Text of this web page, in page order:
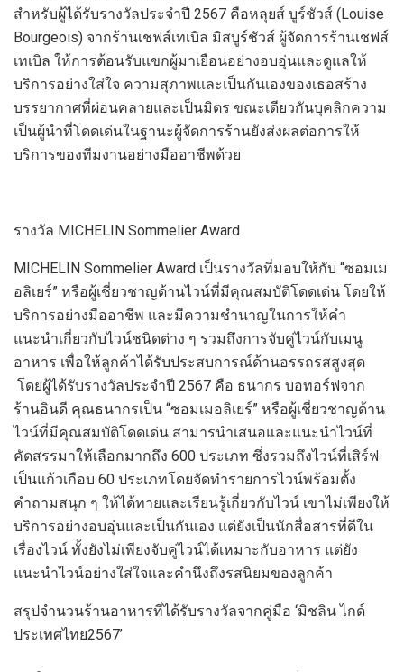
สำหรับผู้ได้รับรางวัลประจำปี 2567 คือหลุยส์ บูร์ชัวส์ (Louise
Bourgeois) จากร้านเชฟส์เทเบิล มิสบูร์ชัวส์ ผู้จัดการร้านเชฟส์
เทเบิล ให้การต้อนรับแขกผู้มาเยือนอย่างอบอุ่นและดูแลให้
บริการอย่างใส่ใจ ความสุภาพและเป็นกันเองของเธอสร้าง
บรรยากาศที่ผ่อนคลายและเป็นมิตร ขณะเดียวกันบุคลิกความ
เป็นผู้นำที่โดดเด่นในฐานะผู้จัดการร้านยังส่งผลต่อการให้
บริการของทีมงานอย่างมืออาชีพด้วย
รางวัล MICHELIN Sommelier Award
MICHELIN Sommelier Award เป็นรางวัลที่มอบให้กับ “ซอมเม
อลิเยร์” หรือผู้เชี่ยวชาญด้านไวน์ที่มีคุณสมบัติโดดเด่น โดยให้
บริการอย่างมืออาชีพ และมีความชำนาญในการให้คำ
แนะนำเกี่ยวกับไวน์ชนิดต่าง ๆ รวมถึงการจับคู่ไวน์กับเมนู
อาหาร เพื่อให้ลูกค้าได้รับประสบการณ์ด้านอรรถรสสูงสุด
โดยผู้ได้รับรางวัลประจำปี 2567 คือ ธนากร บอทอร์ฟจาก
ร้านอินดี คุณธนากรเป็น “ซอมเมอลิเยร์” หรือผู้เชี่ยวชาญด้าน
ไวน์ที่มีคุณสมบัติโดดเด่น สามารนำเสนอและแนะนำไวน์ที่
คัดสรรมาให้เลือกมากถึง 600 ประเภท ซึ่งรวมถึงไวน์ที่เสิร์ฟ
เป็นแก้วเกือบ 60 ประเภทโดยจัดทำรายการไวน์พร้อมตั้ง
คำถามสนุก ๆ ให้ได้ทายและเรียนรู้เกี่ยวกับไวน์ เขาไม่เพียงให้
บริการอย่างอบอุ่นและเป็นกันเอง แต่ยังเป็นนักสื่อสารที่ดีใน
เรื่องไวน์ ทั้งยังไม่เพียงจับคู่ไวน์ได้เหมาะกับอาหาร แต่ยัง
แนะนำไวน์อย่างใส่ใจและคำนึงถึงรสนิยมของลูกค้า
สรุปจำนวนร้านอาหารที่ได้รับรางวัลจากคู่มือ ‘มิชลิน ไกด์
ประเทศไทย2567’